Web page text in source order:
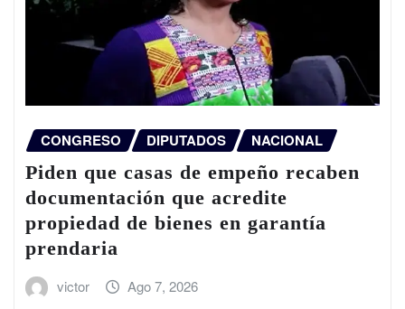
CONGRESO DIPUTADOS NACIONAL
Piden que casas de empeño recaben
documentación que acredite
propiedad de bienes en garantía
prendaria
victor Ago 7, 2026